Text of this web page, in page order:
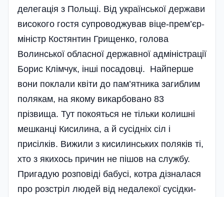
делегація з Польщі. Від української держави
високого гостя супроводжував віце-прем’єр-
міністр Костянтин Грищенко, голова
Волинської обласної державної адміністрації
Борис Клімчук, інші посадовці. Найперше
вони поклали квіти до пам’ятника загиблим
полякам, на якому викарбовано 83
прізвища. Тут покояться не тільки колишні
мешканці Кисилина, а й сусідніх сіл і
присілків. Вижили з кисилинських поляків ті,
хто з якихось причин не пішов на службу.
Пригадую розповіді бабусі, котра дізналася
про розстріл людей від недалекої сусідки-